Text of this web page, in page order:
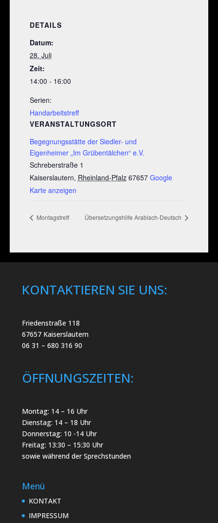
DETAILS
Datum:
28. Juli
Zeit:
14:00 - 16:00
Serien:
Handarbeitstreff
VERANSTALTUNGSORT
Begegnungsstätte der Siedler- und
Eigenheimer „Im Grübentälchen“ e.V.
Schreberstraße 1
Kaiserslautern, Rheinland-Pfalz 67657 Google
Karte anzeigen
Montagstreff Übersetzungshilfe Arabisch-Deutsch
KONTAKTIEREN SIE UNS:
Friedenstraße 118
67657 Kaiserslautern
06 31 – 680 316 90
ÖFFNUNGSZEITEN:
Montag: 14 – 16 Uhr
Dienstag: 14 – 18 Uhr
Donnerstag: 10 -14 Uhr
Freitag: 13:30 – 15:30 Uhr
sowie während der Sprechstunden
Menü
KONTAKT
IMPRESSUM